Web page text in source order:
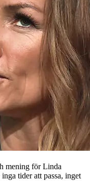
mening för Linda
tider att passa, inget